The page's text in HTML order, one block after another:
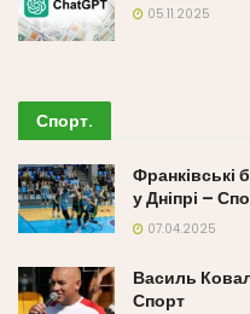
05.11.2025
Спорт.
Франківські
у Дніпрі –
07.04.2025
Василь
Спорт